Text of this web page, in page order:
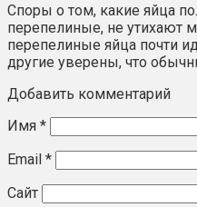
Споры о том, какие яйца
перепелиные, не утихают
перепелиные яйца почти
другие уверены, что
Добавить комментарий
Имя *
Email *
Сайт